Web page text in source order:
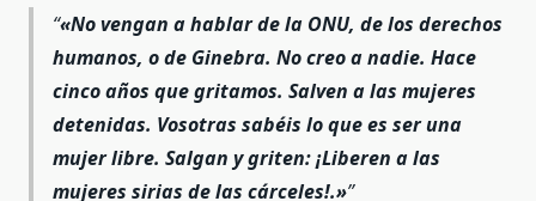
«No vengan a hablar de la ONU, de los derechos
humanos, o de Ginebra. No creo a nadie. Hace
cinco años que gritamos. Salven a las mujeres
detenidas. Vosotras sabéis lo que es ser una
mujer libre. Salgan y griten: ¡Liberen a las
mujeres sirias de las cárceles!.»